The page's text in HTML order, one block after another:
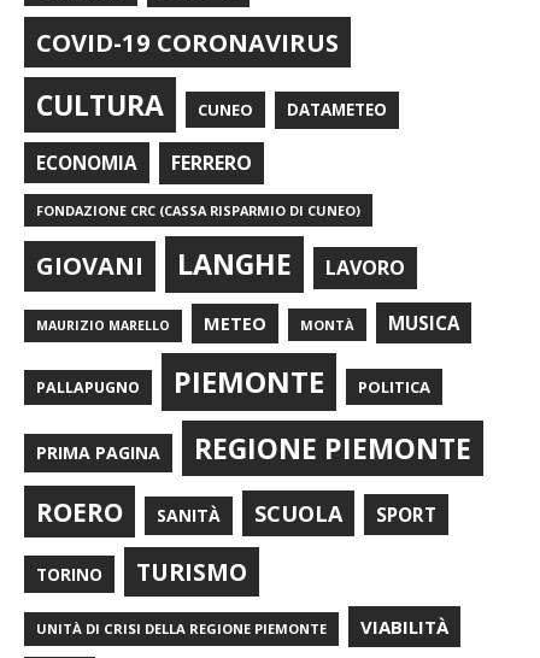
COVID-19 CORONAVIRUS
CULTURA CUNEO DATAMETEO
ECONOMIA FERRERO
FONDAZIONE CRC (CASSA RISPARMIO DI CUNEO)
GIOVANI LANGHE LAVORO
MAURIZIO MARELLO METEO MONTÀ MUSICA
PALLAPUGNO PIEMONTE POLITICA
PRIMA PAGINA REGIONE PIEMONTE
ROERO SANITÀ SCUOLA SPORT
TORINO TURISMO
UNITÀ DI CRISI DELLA REGIONE PIEMONTE VIABILITÀ